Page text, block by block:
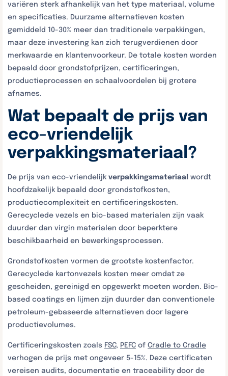
variëren sterk afhankelijk van het type materiaal, volume
en specificaties. Duurzame alternatieven kosten
gemiddeld 10-30% meer dan traditionele verpakkingen,
maar deze investering kan zich terugverdienen door
merkwaarde en klantenvoorkeur. De totale kosten worden
bepaald door grondstofprijzen, certificeringen,
productieprocessen en schaalvoordelen bij grotere
afnames.
Wat bepaalt de prijs van
eco-vriendelijk
verpakkingsmateriaal?
De prijs van eco-vriendelijk verpakkingsmateriaal wordt
hoofdzakelijk bepaald door grondstofkosten,
productiecomplexiteit en certificeringskosten.
Gerecyclede vezels en bio-based materialen zijn vaak
duurder dan virgin materialen door beperktere
beschikbaarheid en bewerkingsprocessen.
Grondstofkosten vormen de grootste kostenfactor.
Gerecyclede kartonvezels kosten meer omdat ze
gescheiden, gereinigd en opgewerkt moeten worden. Bio-
based coatings en lijmen zijn duurder dan conventionele
petroleum-gebaseerde alternatieven door lagere
productievolumes.
Certificeringskosten zoals FSC, PEFC of Cradle to Cradle
verhogen de prijs met ongeveer 5-15%. Deze certificaten
vereisen audits, documentatie en traceability door de